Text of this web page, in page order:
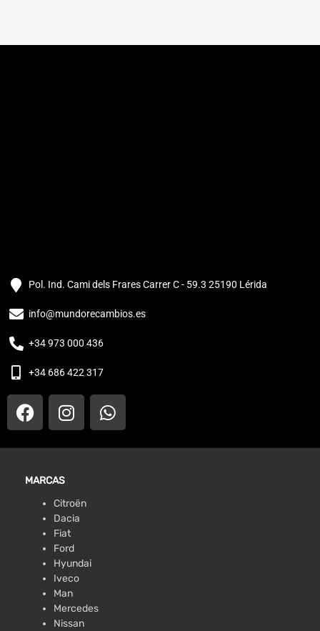
Pol. Ind. Cami dels Frares Carrer C - 59.3 25190 Lérida
info@mundorecambios.es
+34 973 000 436
+34 686 422 317
MARCAS
Citroën
Dacia
Fiat
Ford
Hyundai
Iveco
Man
Mercedes
Nissan